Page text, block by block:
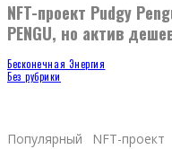
NFT-проект Pudgy
PENGU, но актив
Бесконечная Энергия
Без рубрики
Популярный NFT-